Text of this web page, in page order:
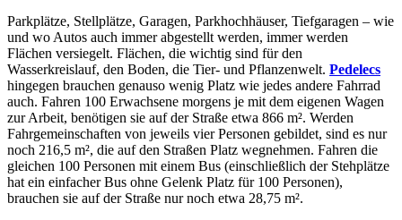
Parkplätze, Stellplätze, Garagen, Parkhochhäuser, Tiefgaragen – wie
und wo Autos auch immer abgestellt werden, immer werden
Flächen versiegelt. Flächen, die wichtig sind für den
Wasserkreislauf, den Boden, die Tier- und Pflanzenwelt. Pedelecs
hingegen brauchen genauso wenig Platz wie jedes andere Fahrrad
auch. Fahren 100 Erwachsene morgens je mit dem eigenen Wagen
zur Arbeit, benötigen sie auf der Straße etwa 866 m². Werden
Fahrgemeinschaften von jeweils vier Personen gebildet, sind es nur
noch 216,5 m², die auf den Straßen Platz wegnehmen. Fahren die
gleichen 100 Personen mit einem Bus (einschließlich der Stehplätze
hat ein einfacher Bus ohne Gelenk Platz für 100 Personen),
brauchen sie auf der Straße nur noch etwa 28,75 m².